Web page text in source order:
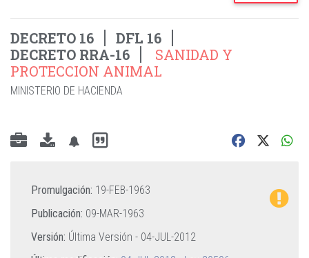
DECRETO 16
DFL 16
DECRETO RRA-16
SANIDAD Y
PROTECCION ANIMAL
MINISTERIO DE HACIENDA
Promulgación: 19-FEB-1963
Publicación: 09-MAR-1963
Versión: Última Versión - 04-JUL-2012